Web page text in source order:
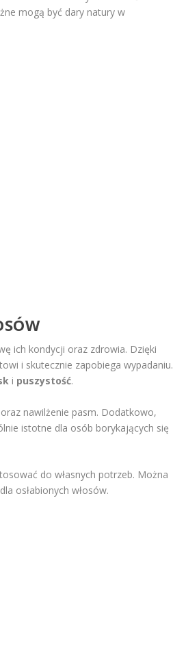
mogą być dary natury w
ich kondycji oraz zdrowia. Dzięki
i skutecznie zapobiega wypadaniu.
i puszystość.
nawilżenie pasm. Dodatkowo,
istotne dla osób borykających się
do własnych potrzeb. Można
osłabionych włosów.